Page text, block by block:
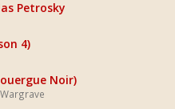
Petrosky
4)
Noir)